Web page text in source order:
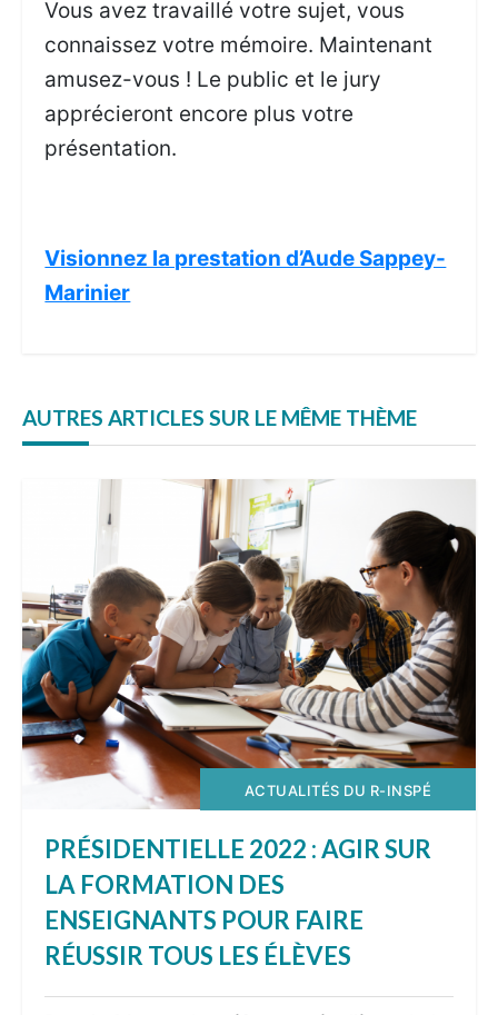
Vous avez travaillé votre sujet, vous
connaissez votre mémoire. Maintenant
amusez-vous ! Le public et le jury
apprécieront encore plus votre
présentation.
Visionnez la prestation d’Aude Sappey-
Marinier
AUTRES ARTICLES SUR LE MÊME THÈME
ACTUALITÉS DU R-INSPÉ
PRÉSIDENTIELLE 2022 : AGIR SUR
LA FORMATION DES
ENSEIGNANTS POUR FAIRE
RÉUSSIR TOUS LES ÉLÈVES